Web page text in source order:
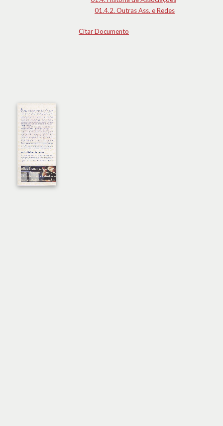
01.4.2. Outras Ass. e Redes
Citar Documento